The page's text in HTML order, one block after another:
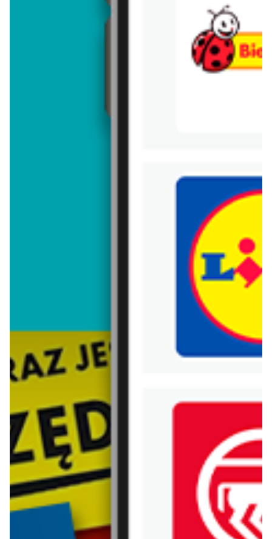
Trafiłeś na nieaktualną gazetkę
Zobacz aktualne gazetki Blix!
już za 2 dni już za 1 dzień
WIĘCEJ GAZETEK